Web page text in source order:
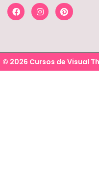
© 2026 Cursos de Visual